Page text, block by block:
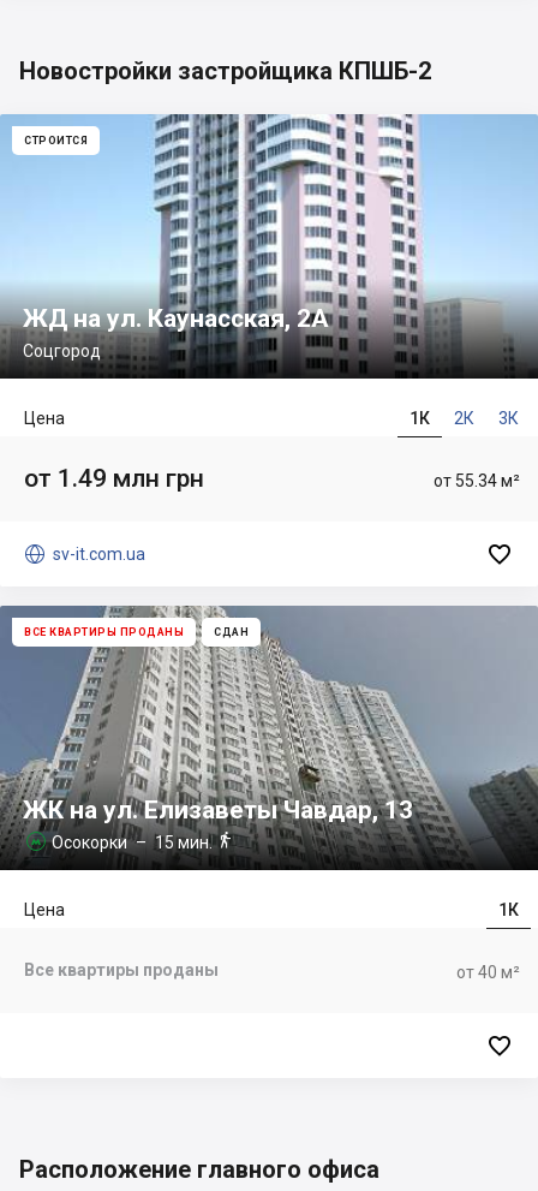
Новостройки застройщика КПШБ-2
СТРОИТСЯ
ЖД на ул. Каунасская, 2А
Соцгород
1К 2К 3К
Цена
от 55.34 м²
от 1.49 млн грн
 sv-it.com.ua 
ВСЕ КВАРТИРЫ ПРОДАНЫ СДАН
ЖК на ул. Елизаветы Чавдар, 13
 Осокорки– 15 мин.
1К
Цена
от 40 м²
Все квартиры проданы

Расположение главного офиса